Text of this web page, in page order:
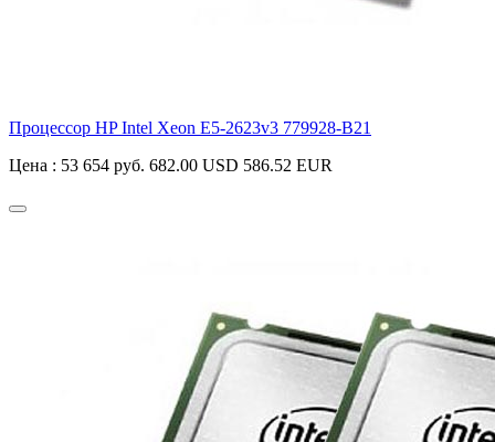
Процессор HP Intel Xeon E5-2623v3 779928-B21
Цена : 53 654 руб. 682.00 USD 586.52 EUR